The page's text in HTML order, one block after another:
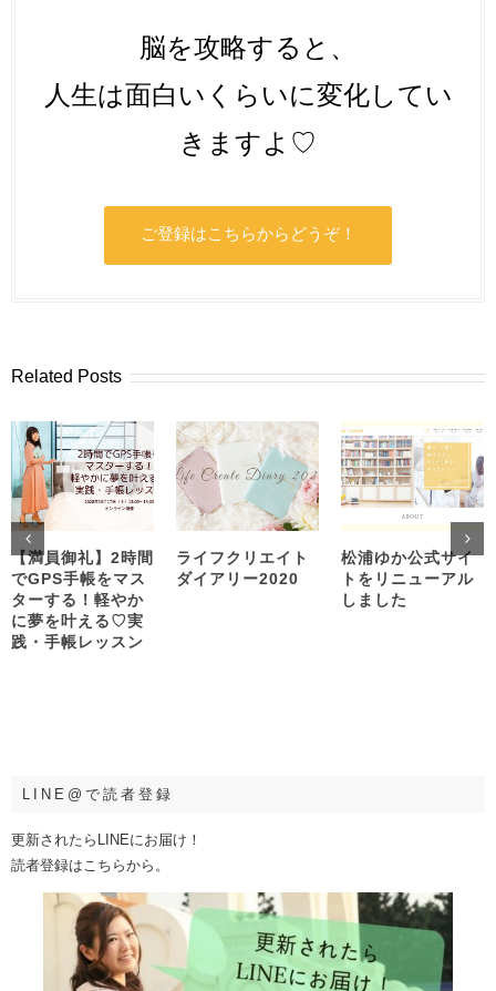
脳を攻略すると、
人生は面白いくらいに変化してい
きますよ♡
ご登録はこちらからどうぞ！
Related Posts
【満員御礼】2時間
でGPS手帳をマス
ターする！軽やか
に夢を叶える♡実
践・手帳レッスン
ライフクリエイト
ダイアリー2020
松浦ゆか公式サイ
トをリニューアル
しました
LINE@で読者登録
更新されたらLINEにお届け！
読者登録はこちらから。